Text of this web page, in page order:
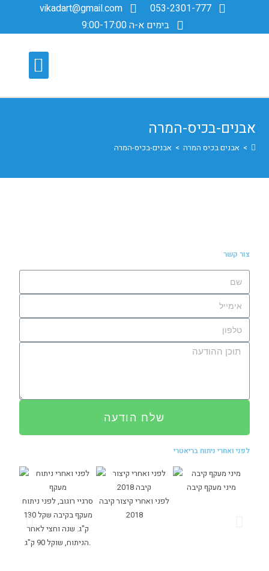
053-2301-777
vikadart@gmail.com
בימים א-ה 9:00-17:00
אבנים-בכיס-המרה
> אבנים בכיס המרה > אבנים-בכיס-המרה
צור קשר
שלח הודעה
לפני ואחרי ניתוח בריאטרי
סרגיי רוגוב, לפני ניתוח
מעקף בקיבה שקל 130
ק"ג. שנה וחצי לאחר
הניתוח, שוקל 90 ק"ג.
לפני ואחרי קיצור קיבה
2018
מיני מעקף קיבה